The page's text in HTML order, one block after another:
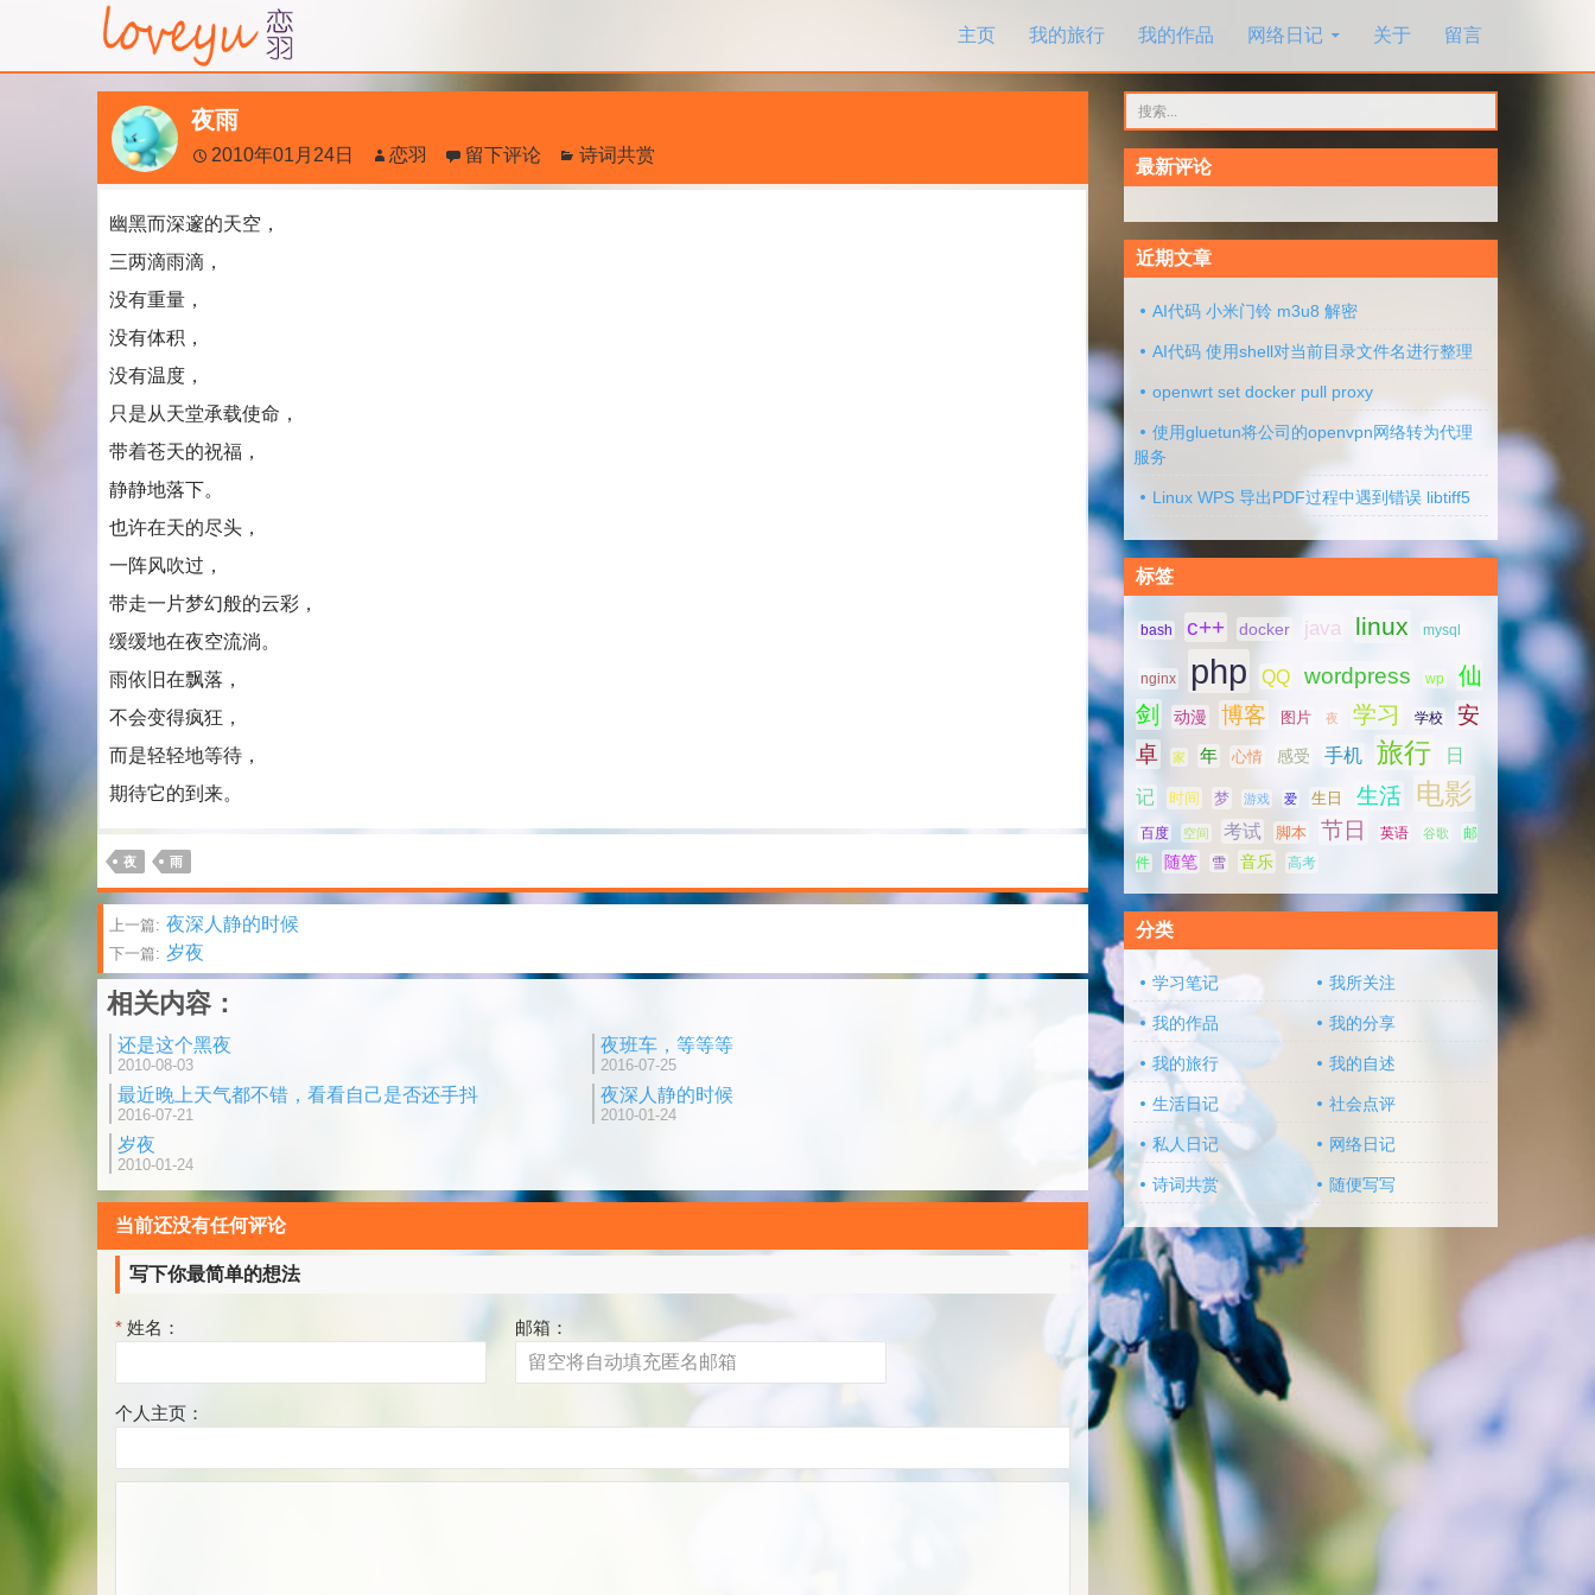
主页
我的旅行 我的作品 网络日记 关于 留言
夜雨
2010年01月24日 恋羽 留下评论 诗词共赏
幽黑而深邃的天空，
三两滴雨滴，
没有重量，
没有体积，
没有温度，
只是从天堂承载使命，
带着苍天的祝福，
静静地落下。
也许在天的尽头，
一阵风吹过，
带走一片梦幻般的云彩，
缓缓地在夜空流淌。
雨依旧在飘落，
不会变得疯狂，
而是轻轻地等待，
期待它的到来。
夜 雨
文
章
分
页
上一篇: 夜深人静的时候
下一篇: 岁夜
相关内容：
还是这个黑夜
2010-08-03
夜班车，等等等
2016-07-25
最近晚上天气都不错，看看自己是否还手抖
2016-07-21
夜深人静的时候
2010-01-24
岁夜
2010-01-24
当前还没有任何评论
写下你最简单的想法
* 姓名： 邮箱：
个人主页：
索：
最新评论
近期文章
AI代码 小米门铃 m3u8 解密
AI代码 使用shell对当前目录文件名进行整理
openwrt set docker pull proxy
使用gluetun将公司的openvpn网络转为代理
服务
Linux WPS 导出PDF过程中遇到错误 libtiff5
标签
bash c++ docker java linux mysql
nginx php QQ wordpress wp
仙
剑
动漫 博客 图片 夜 学习 学校
安
卓
家 年 心情 感受 手机 旅行 日
记 时间 梦 游戏 爱 生日 生活 电影
百度 空间 考试 脚本 节日 英语 谷歌 邮
件 随笔 雪 音乐 高考
分类
学习笔记 我所关注
我的作品 我的分享
我的旅行 我的自述
生活日记 社会点评
私人日记 网络日记
诗词共赏 随便写写